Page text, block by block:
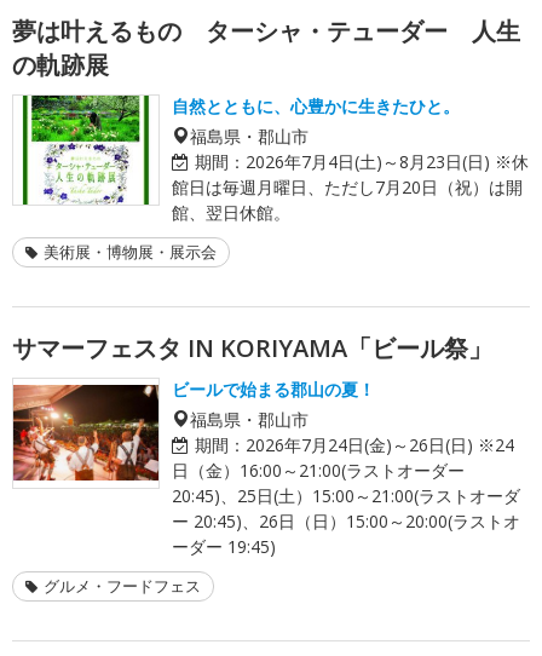
夢は叶えるもの ターシャ・テューダー 人生
の軌跡展
自然とともに、心豊かに生きたひと。
福島県・郡山市
期間： 2026年7月4日(土)～8月23日(日) ※休
館日は毎週月曜日、ただし7月20日（祝）は開
館、翌日休館。
美術展・博物展・展示会
サマーフェスタ IN KORIYAMA「ビール祭」
ビールで始まる郡山の夏！
福島県・郡山市
期間： 2026年7月24日(金)～26日(日) ※24
日（金）16:00～21:00(ラストオーダー
20:45)、25日(土）15:00～21:00(ラストオーダ
ー 20:45)、26日（日）15:00～20:00(ラストオ
ーダー 19:45)
グルメ・フードフェス